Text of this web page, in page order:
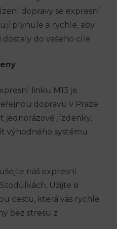
dopravy ​se expresní
plynule a rychle, aby
dostaly ‍do vašeho cíle.
linku ⁣M13 je
dopravu v Praze.⁣
jednorázové jízdenky,
výhodného⁤ systému⁣
náš expresní⁤
Užijte si
cestu, která vás⁢ rychle⁣
bez stresu z